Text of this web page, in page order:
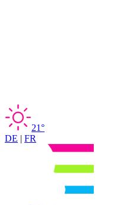
21°
DE | FR